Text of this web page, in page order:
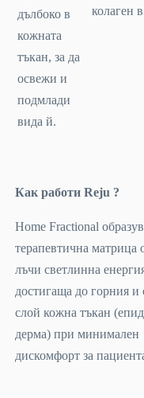
дълбоко в
кожната
тъкан, за да
освежи и
подмлади
вида й.
колаген
Как работи Reju ?
Home Fractional
терапевтична матрица
лъчи светлинна
достигаща до горния и
слой кожна тъкан
дерма) при минимален
дискомфорт за